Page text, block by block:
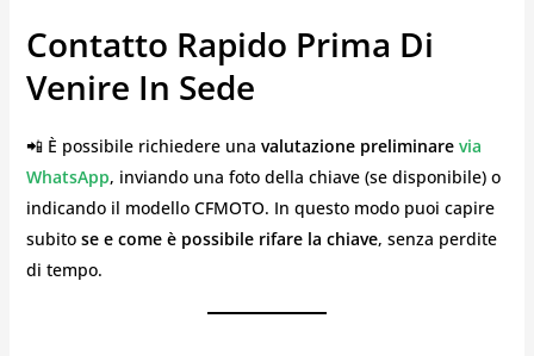
Contatto Rapido Prima Di
Venire In Sede
📲 È possibile richiedere una valutazione preliminare via
WhatsApp, inviando una foto della chiave (se disponibile) o
indicando il modello CFMOTO. In questo modo puoi capire
subito se e come è possibile rifare la chiave, senza perdite
di tempo.